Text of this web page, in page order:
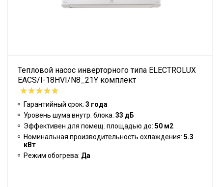
Тепловой насос инверторного типа ELECTROLUX
EACS/I-18HVI/N8_21Y комплект
Гарантийный срок: 3 года
Уровень шума внутр. блока: 33 дБ
Эффективен для помещ. площадью до: 50 м2
Номинальная производительность охлаждения: 5.3
кВт
Режим обогрева: Да